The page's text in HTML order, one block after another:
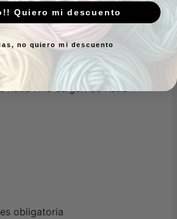
Hilo Saigon de Katia
obligatoria
Quiero mi descuento
no quiero mi descuento